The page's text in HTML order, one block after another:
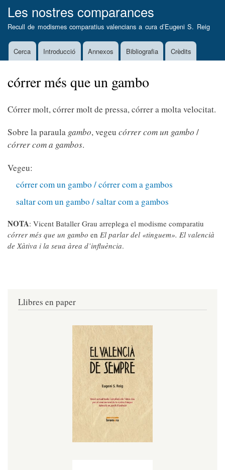
al
contingut
Les nostres comparances
Recull de modismes comparatius valencians a cura d’Eugeni S. Reig
MainCerca Introducció Annexos Bibliografia Crèdits
córrer més que un gambo
Córrer molt, córrer molt de pressa, córrer a molta velocitat.
Sobre la paraula gambo, vegeu córrer com un gambo /
córrer com a gambos.
Vegeu:
córrer com un gambo / córrer com a gambos
saltar com un gambo / saltar com a gambos
NOTA: Vicent Bataller Grau arreplega el modisme comparatiu
córrer més que un gambo en El parlar del «tinguem». El valencià
de Xàtiva i la seua àrea d’influència.
Llibres en paper